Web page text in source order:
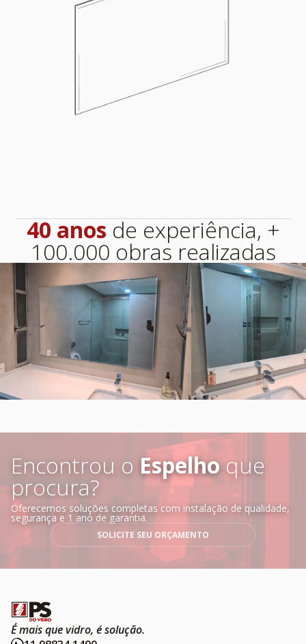
40 anos de experiência, +
100.000 obras realizadas
Encontrou o Espelhoque
procura?
Oferecemos soluções completas com instalação de qualidade,
segurança e 1 ano de garantia.
SOLICITE SEU ORÇAMENTO
É mais que vidro, é solução.